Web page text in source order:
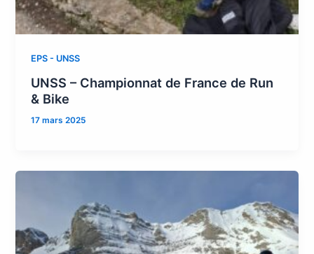
EPS - UNSS
UNSS – Championnat de France de Run
& Bike
17 mars 2025